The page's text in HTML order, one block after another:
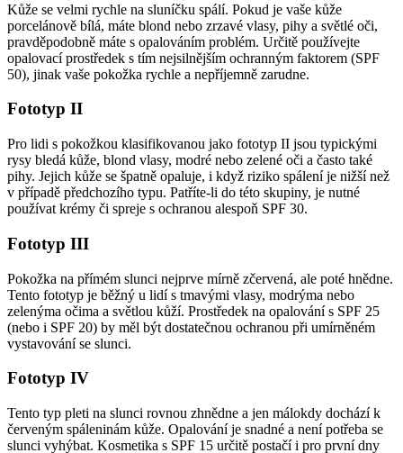
Kůže se velmi rychle na sluníčku spálí. Pokud je vaše kůže
porcelánově bílá, máte blond nebo zrzavé vlasy, pihy a světlé oči,
pravděpodobně máte s opalováním problém. Určitě používejte
opalovací prostředek s tím nejsilnějším ochranným faktorem (SPF
50), jinak vaše pokožka rychle a nepříjemně zarudne.
Fototyp II
Pro lidi s pokožkou klasifikovanou jako fototyp II jsou typickými
rysy bledá kůže, blond vlasy, modré nebo zelené oči a často také
pihy. Jejich kůže se špatně opaluje, i když riziko spálení je nižší než
v případě předchozího typu. Patříte-li do této skupiny, je nutné
používat krémy či spreje s ochranou alespoň SPF 30.
Fototyp III
Pokožka na přímém slunci nejprve mírně zčervená, ale poté hnědne.
Tento fototyp je běžný u lidí s tmavými vlasy, modrýma nebo
zelenýma očima a světlou kůží. Prostředek na opalování s SPF 25
(nebo i SPF 20) by měl být dostatečnou ochranou při umírněném
vystavování se slunci.
Fototyp IV
Tento typ pleti na slunci rovnou zhnědne a jen málokdy dochází k
červeným spáleninám kůže. Opalování je snadné a není potřeba se
slunci vyhýbat. Kosmetika s SPF 15 určitě postačí i pro první dny